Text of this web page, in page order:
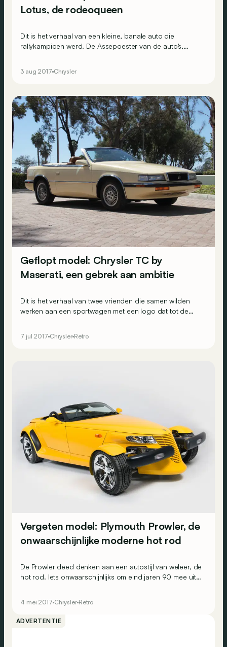
Lotus, de rodeoqueen
Dit is het verhaal van een kleine, banale auto die
rallykampioen werd. De Assepoester van de auto’s,
3 aug 2017 Chrysler
Geflopt model: Chrysler TC by
Maserati, een gebrek aan ambitie
Dit is het verhaal van twee vrienden die samen wilden
werken aan een sportwagen met een logo dat tot de
7 jul 2017 Chrysler Retro
Vergeten model: Plymouth Prowler, de
onwaarschijnlijke moderne hot rod
De Prowler deed denken aan een autostijl van weleer, de
hot rod. Iets onwaarschijnlijks om eind jaren 90 mee uit
4 mei 2017 Chrysler Retro
ADVERTENTIE